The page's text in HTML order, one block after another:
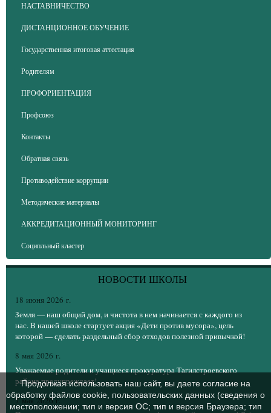
НАСТАВНИЧЕСТВО
ДИСТАНЦИОННОЕ ОБУЧЕНИЕ
Государственная итоговая аттестация
Родителям
ПРОФОРИЕНТАЦИЯ
Профсоюз
Контакты
Обратная связь
Противодействие коррупции
Методические материалы
АККРЕДИТАЦИОННЫЙ МОНИТОРИНГ
Соципльный кластер
НОВОСТИ ШКОЛЫ
18 июня 2026 г.
Земля — наш общий дом, и чистота в нем начинается с каждого из
нас. В нашей школе стартует акция «Дети против мусора», цель
которой — сделать раздельный сбор отходов полезной привычкой!
8 мая 2026 г.
Уважаемые родители и учащиеся прокуратура Тагилстроевского
района предупреждает!
7 мая 2026 г.
Продолжая использовать наш сайт, вы даете согласие на
обработку файлов cookie, пользовательских данных (сведения о
местоположении; тип и версия ОС; тип и версия Браузера; тип